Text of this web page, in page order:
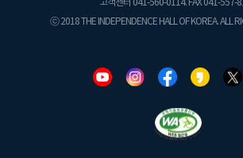
고객센터 041-560-0114. FAX 041-557-
ⓒ 2018 THE INDEPENDENCE HALL OF KOREA. ALL